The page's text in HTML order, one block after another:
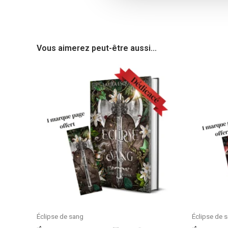
Vous aimerez peut-être aussi…
Éclipse de sang
prix :
19,90€
à
25,00€
Ce
produit
a
plusieurs
variations.
Les
options
peuvent
être
choisies
Éclipse de